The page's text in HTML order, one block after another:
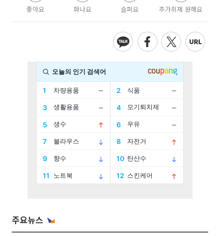
좋아요 화나요 슬퍼요 추가취재 원해요
주요뉴스